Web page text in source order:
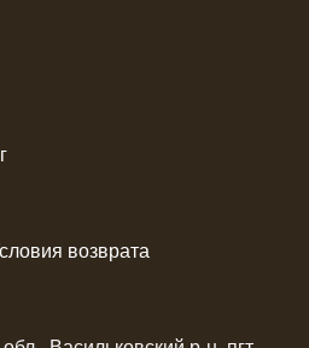
возврата